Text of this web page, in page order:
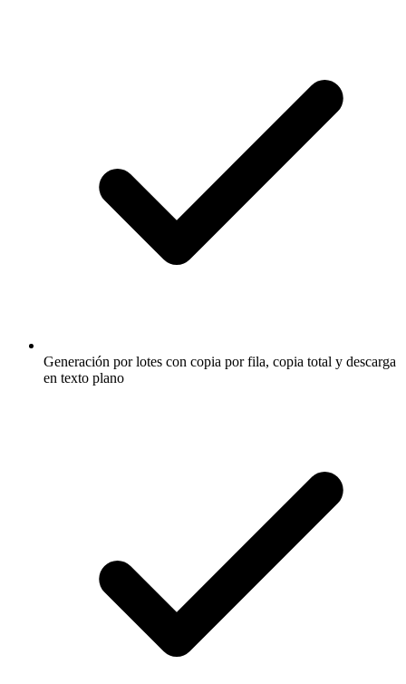
Generación por lotes con copia por fila, copia total y descarga
en texto plano